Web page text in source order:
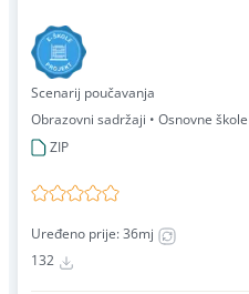
Scenarij poučavanja
Obrazovni sadržaji • Osnovne
ZIP
Uređeno prije: 36mj
132